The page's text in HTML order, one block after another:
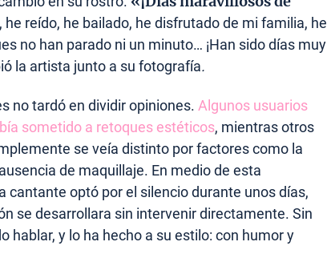
he reído, he bailado, he disfrutado de mi familia, he
no han parado ni un minuto… ¡Han sido días muy
la artista junto a su fotografía.
no tardó en dividir opiniones. Algunos usuarios
sometido a retoques estéticos, mientras otros
se veía distinto por factores como la
de maquillaje. En medio de esta
cantante optó por el silencio durante unos días,
se desarrollara sin intervenir directamente. Sin
hablar, y lo ha hecho a su estilo: con humor y